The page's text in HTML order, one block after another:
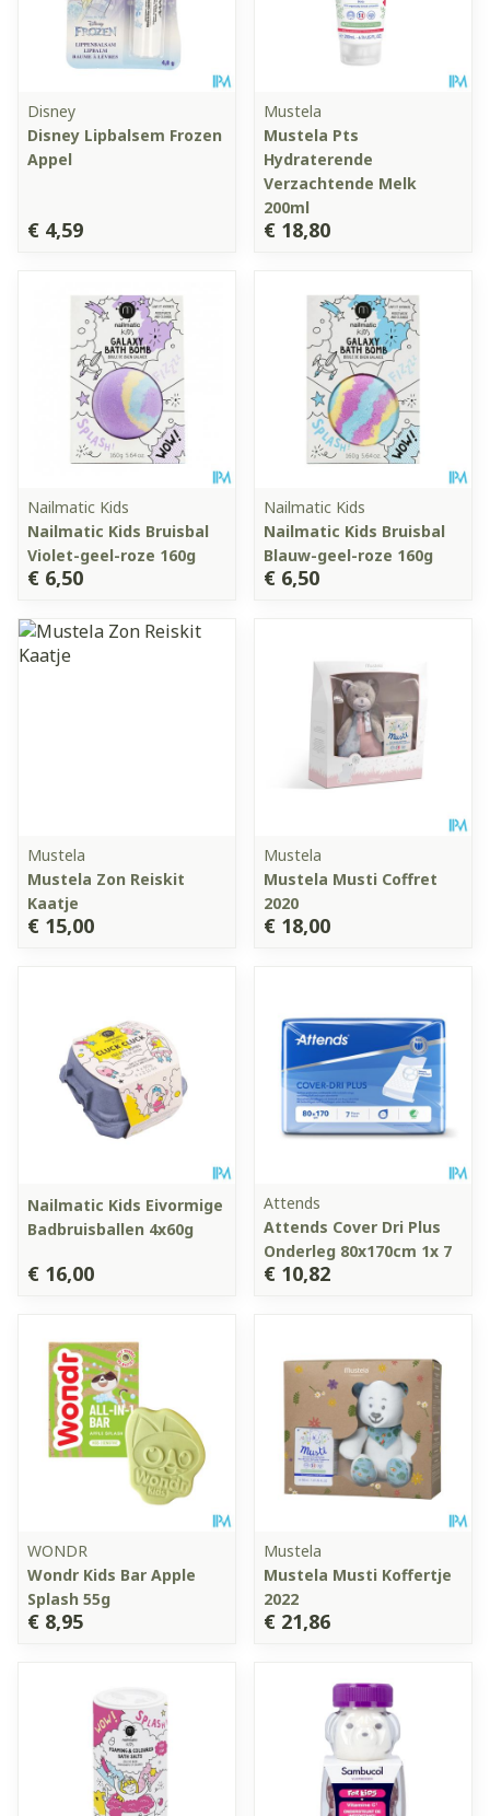
Disney
Disney Lipbalsem Frozen
Appel
€ 4,59
Mustela
Mustela Pts
Hydraterende
Verzachtende Melk
200ml
€ 18,80
Nailmatic Kids
Nailmatic Kids Bruisbal
Violet-geel-roze 160g
€ 6,50
Nailmatic Kids
Nailmatic Kids Bruisbal
Blauw-geel-roze 160g
€ 6,50
Mustela
Mustela Zon Reiskit
Kaatje
€ 15,00
Mustela
Mustela Musti Coffret
2020
€ 18,00
Nailmatic Kids Eivormige
Badbruisballen 4x60g
€ 16,00
Attends
Attends Cover Dri Plus
Onderleg 80x170cm 1x 7
€ 10,82
WONDR
Wondr Kids Bar Apple
Splash 55g
€ 8,95
Mustela
Mustela Musti Koffertje
2022
€ 21,86